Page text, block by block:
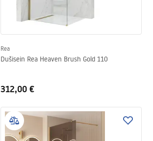
Rea
Dušisein Rea Heaven Brush Gold 110
312,00 €